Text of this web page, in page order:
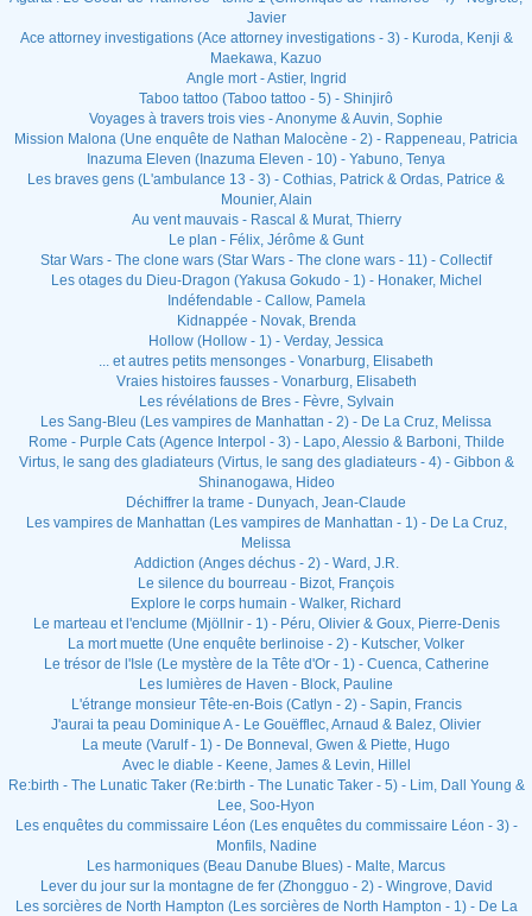
Javier
Ace attorney investigations (Ace attorney investigations - 3) - Kuroda, Kenji &
Maekawa, Kazuo
Angle mort - Astier, Ingrid
Taboo tattoo (Taboo tattoo - 5) - Shinjirô
Voyages à travers trois vies - Anonyme & Auvin, Sophie
Mission Malona (Une enquête de Nathan Malocène - 2) - Rappeneau, Patricia
Inazuma Eleven (Inazuma Eleven - 10) - Yabuno, Tenya
Les braves gens (L'ambulance 13 - 3) - Cothias, Patrick & Ordas, Patrice &
Mounier, Alain
Au vent mauvais - Rascal & Murat, Thierry
Le plan - Félix, Jérôme & Gunt
Star Wars - The clone wars (Star Wars - The clone wars - 11) - Collectif
Les otages du Dieu-Dragon (Yakusa Gokudo - 1) - Honaker, Michel
Indéfendable - Callow, Pamela
Kidnappée - Novak, Brenda
Hollow (Hollow - 1) - Verday, Jessica
... et autres petits mensonges - Vonarburg, Elisabeth
Vraies histoires fausses - Vonarburg, Elisabeth
Les révélations de Bres - Fèvre, Sylvain
Les Sang-Bleu (Les vampires de Manhattan - 2) - De La Cruz, Melissa
Rome - Purple Cats (Agence Interpol - 3) - Lapo, Alessio & Barboni, Thilde
Virtus, le sang des gladiateurs (Virtus, le sang des gladiateurs - 4) - Gibbon &
Shinanogawa, Hideo
Déchiffrer la trame - Dunyach, Jean-Claude
Les vampires de Manhattan (Les vampires de Manhattan - 1) - De La Cruz,
Melissa
Addiction (Anges déchus - 2) - Ward, J.R.
Le silence du bourreau - Bizot, François
Explore le corps humain - Walker, Richard
Le marteau et l'enclume (Mjöllnir - 1) - Péru, Olivier & Goux, Pierre-Denis
La mort muette (Une enquête berlinoise - 2) - Kutscher, Volker
Le trésor de l'Isle (Le mystère de la Tête d'Or - 1) - Cuenca, Catherine
Les lumières de Haven - Block, Pauline
L'étrange monsieur Tête-en-Bois (Catlyn - 2) - Sapin, Francis
J'aurai ta peau Dominique A - Le Gouëfflec, Arnaud & Balez, Olivier
La meute (Varulf - 1) - De Bonneval, Gwen & Piette, Hugo
Avec le diable - Keene, James & Levin, Hillel
Re:birth - The Lunatic Taker (Re:birth - The Lunatic Taker - 5) - Lim, Dall Young &
Lee, Soo-Hyon
Les enquêtes du commissaire Léon (Les enquêtes du commissaire Léon - 3) -
Monfils, Nadine
Les harmoniques (Beau Danube Blues) - Malte, Marcus
Lever du jour sur la montagne de fer (Zhongguo - 2) - Wingrove, David
Les sorcières de North Hampton (Les sorcières de North Hampton - 1) - De La